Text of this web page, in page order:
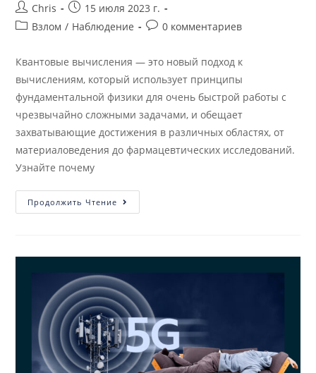
Chris
15 июля 2023 г.
Взлом / Наблюдение 0 комментариев
Квантовые вычисления — это новый подход к
вычислениям, который использует принципы
фундаментальной физики для очень быстрой работы с
чрезвычайно сложными задачами, и обещает
захватывающие достижения в различных областях, от
материаловедения до фармацевтических исследований.
Узнайте почему
Продолжить Чтение